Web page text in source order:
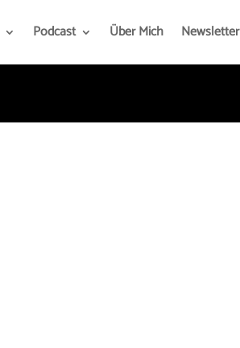
Podcast Über Mich Newsletter